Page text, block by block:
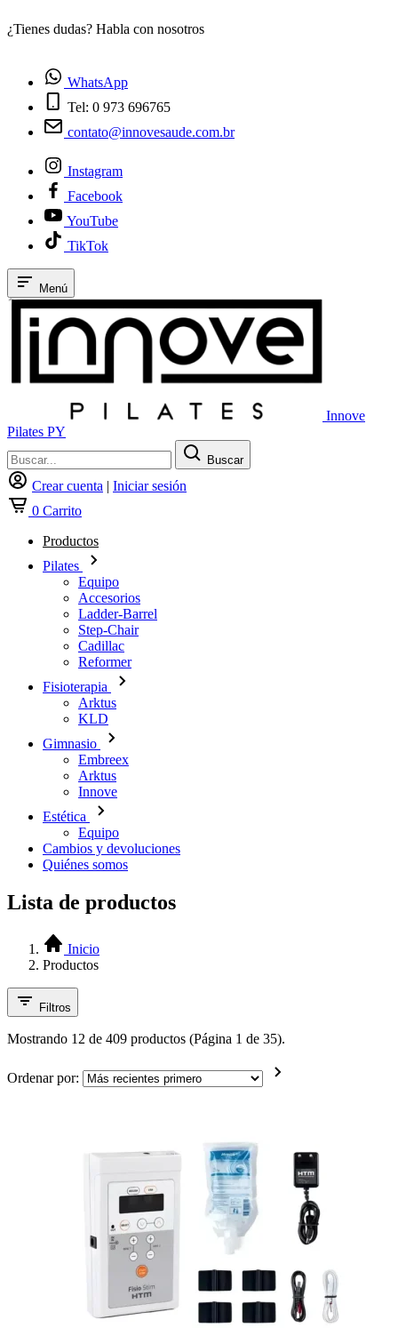
¿Tienes dudas? Habla con nosotros
WhatsApp
Tel: 0 973 696765
contato@innovesaude.com.br
Instagram
Facebook
YouTube
TikTok
Menú
Innove
Pilates PY
Buscar
Crear cuenta | Iniciar sesión
0 Carrito
Productos
Pilates
Equipo
Accesorios
Ladder-Barrel
Step-Chair
Cadillac
Reformer
Fisioterapia
Arktus
KLD
Gimnasio
Embreex
Arktus
Innove
Estética
Equipo
Cambios y devoluciones
Quiénes somos
Lista de productos
Inicio
Productos
Filtros
Mostrando 12 de 409 productos (Página 1 de 35).
Ordenar por: